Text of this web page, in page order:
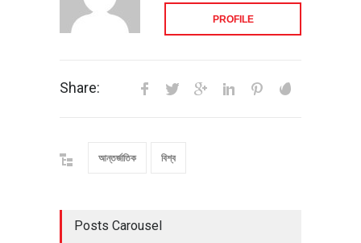
PROFILE
Share:
আন্তর্জাতিক বিশ্ব
Posts Carousel